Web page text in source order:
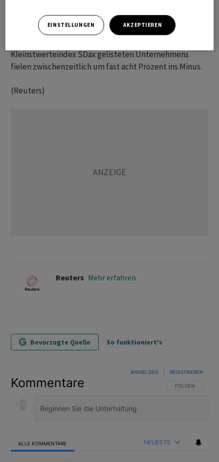
Unternehmen weiter.
Kleinstwerteindex SDax gelisteten Unternehmens
fielen zwischenzeitlich um fast acht ‌Prozent ins Minus.
(Reuters)
Reuters Mehr erfahren
Bevorzugte Quelle So funktioniert's
Kommentare FOLGE DIESER
FOLGEN
ANMELDEN REGISTRIEREN
ALLE KOMMENTARE NEUESTE
EINSTELLUNGEN AKZEPTIEREN